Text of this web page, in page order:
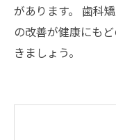
があります。 歯科
の改善が健康にも
きましょう。